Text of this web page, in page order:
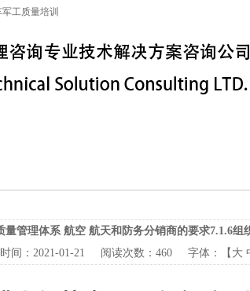
工质量培训
量管理体系 航空 航天和防务分销商的要求7.1.6组
间： 2021-01-21 阅读次数： 460 字体：【 大